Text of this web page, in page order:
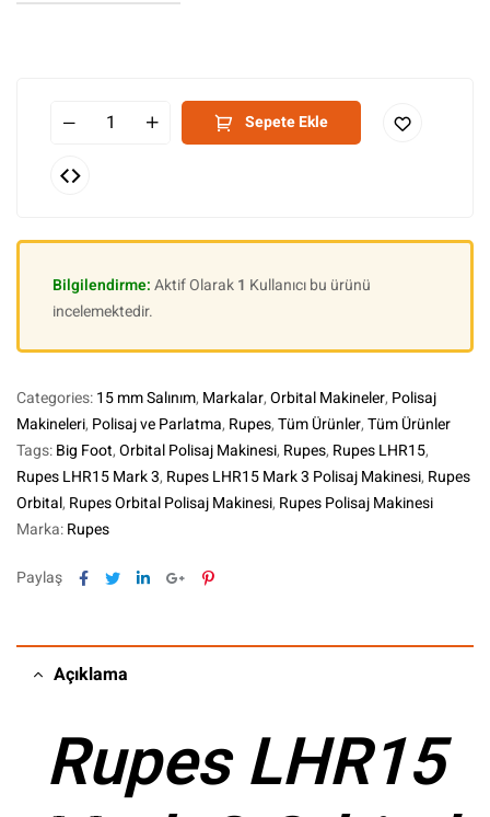
Sepete Ekle
Bilgilendirme:Aktif Olarak1 Kullanıcı bu ürünü
incelemektedir.
Categories:15 mm Salınım, Markalar,Orbital Makineler, Polisaj
Makineleri, Polisaj ve Parlatma, Rupes,Tüm Ürünler,Tüm Ürünler
Tags:Big Foot,Orbital Polisaj Makinesi, Rupes, Rupes LHR15,
Rupes LHR15 Mark 3, Rupes LHR15 Mark 3 Polisaj Makinesi, Rupes
Orbital, Rupes Orbital Polisaj Makinesi, Rupes Polisaj Makinesi
Marka:Rupes
Paylaş Facebook
TwitterLinkedinGoogle+Pinterest
Açıklama
Rupes LHR15